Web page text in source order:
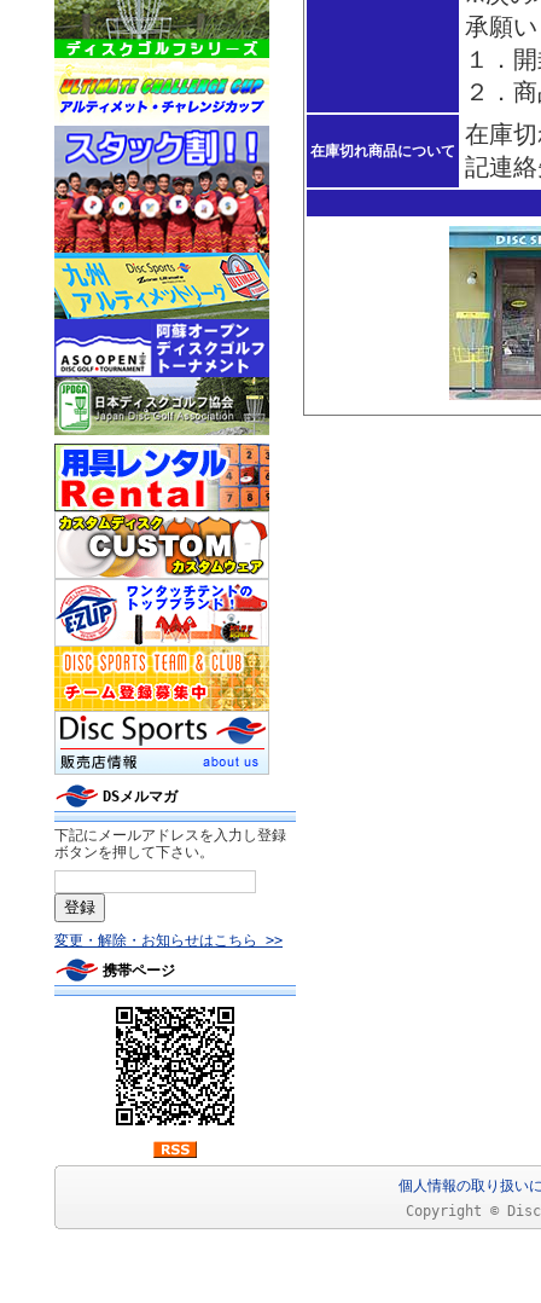
DSメルマガ
下記にメールアドレスを入力し登録
ボタンを押して下さい。
変更・解除・お知らせはこちら >>
携帯ページ
承願
１．
２．
在庫切れ商品について
在庫
記連
個人情報の取り扱い
Copyright ©